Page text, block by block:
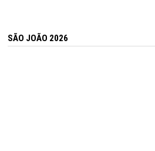
SÃO JOÃO 2026